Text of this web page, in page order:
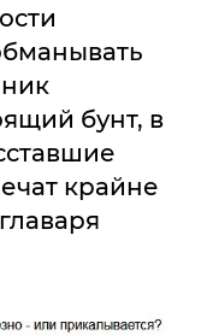
бунт, в
крайне